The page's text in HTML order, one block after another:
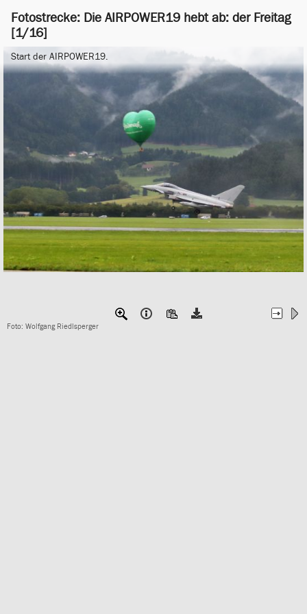
Fotostrecke: Die AIRPOWER19 hebt ab: der Freitag
[1/16]
Start der AIRPOWER19.
Foto: Wolfgang Riedlsperger